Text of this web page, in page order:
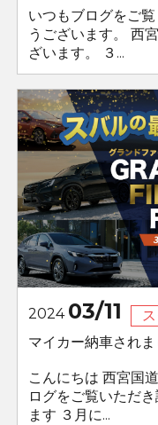
いつもブログをご
うございます。 西
ざいます。 ３...
2024 03/11
マイカー納車さ
こんにちは 西宮国
ログをご覧いただ
ます ３月に...